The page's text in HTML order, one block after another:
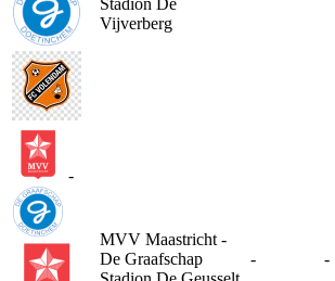
Vijverberg
-
MVV Maastricht -
De Graafschap
- -